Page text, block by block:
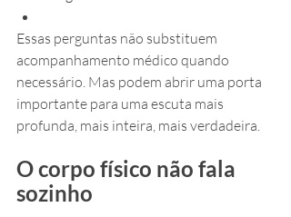
Essas perguntas não substituem
acompanhamento médico quando
necessário. Mas podem abrir uma porta
importante para uma escuta mais
profunda, mais inteira, mais verdadeira.
O corpo físico não fala
sozinho